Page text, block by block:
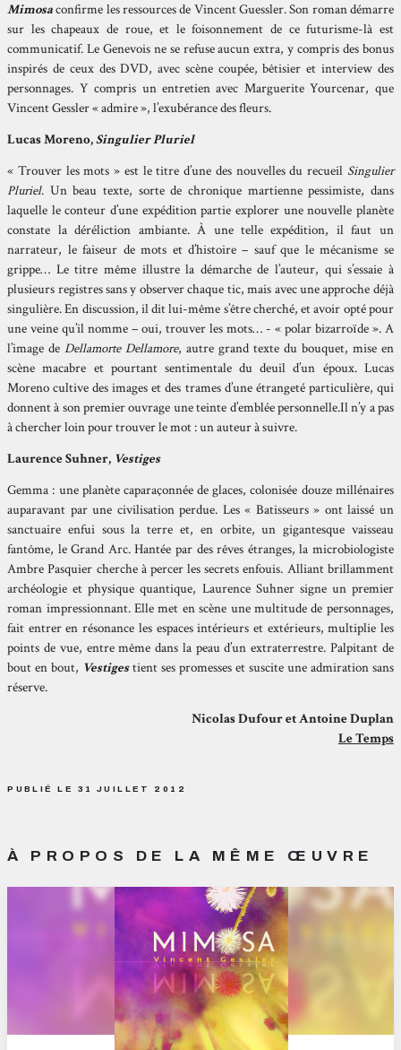
Mimosaconfirme les ressources de Vincent Guessler. Son roman démarre
sur les chapeaux de roue, et le foisonnement de ce futurisme-là est
communicatif. Le Genevois ne se refuse aucun extra, y compris des bonus
inspirés de ceux des DVD, avec scène coupée, bêtisier et interview des
personnages. Y compris un entretien avec Marguerite Yourcenar, que
Vincent Gessler « admire », l’exubérance des fleurs.
Lucas Moreno,Singulier Pluriel
« Trouver les mots » est le titre d’une des nouvelles du recueil Singulier
Pluriel. Un beau texte, sorte de chronique martienne pessimiste, dans
laquelle le conteur d’une expédition partie explorer une nouvelle planète
constate la déréliction ambiante. À une telle expédition, il faut un
narrateur, le faiseur de mots et d’histoire – sauf que le mécanisme se
grippe… Le titre même illustre la démarche de l’auteur, qui s’essaie à
plusieurs registres sans y observer chaque tic, mais avec une approche déjà
singulière. En discussion, il dit lui-même s’être cherché, et avoir opté pour
une veine qu’il nomme – oui, trouver les mots… - « polar bizarroïde ». A
l’image de Dellamorte Dellamore, autre grand texte du bouquet, mise en
scène macabre et pourtant sentimentale du deuil d’un époux. Lucas
Moreno cultive des images et des trames d’une étrangeté particulière, qui
donnent à son premier ouvrage une teinte d’emblée personnelle.Il n’y a pas
à chercher loin pour trouver le mot : un auteur à suivre.
Laurence Suhner, Vestiges
Gemma : une planète caparaçonnée de glaces, colonisée douze millénaires
auparavant par une civilisation perdue. Les « Batisseurs » ont laissé un
sanctuaire enfui sous la terre et, en orbite, un gigantesque vaisseau
fantôme, le Grand Arc. Hantée par des rêves étranges, la microbiologiste
Ambre Pasquier cherche à percer les secrets enfouis. Alliant brillamment
archéologie et physique quantique, Laurence Suhner signe un premier
roman impressionnant. Elle met en scène une multitude de personnages,
fait entrer en résonance les espaces intérieurs et extérieurs, multiplie les
points de vue, entre même dans la peau d’un extraterrestre. Palpitant de
bout en bout, Vestigestient ses promesses et suscite une admiration sans
réserve.
Nicolas Dufour et Antoine Duplan
Le Temps
PUBLIÉ LE 31 JUILLET 2012
À PROPOS DE LA MÊME ŒUVRE